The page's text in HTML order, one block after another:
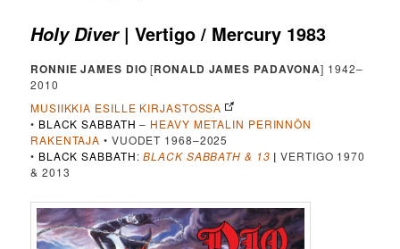
Holy Diver| Vertigo / Mercury 1983
RONNIE JAMES DIO [RONALD JAMES PADAVONA] 1942–
2010
MUSIIKKIA ESILLE KIRJASTOSSA
• BLACK SABBATH – HEAVY METALIN PERINNÖN
RAKENTAJA • VUODET 1968–2025
• BLACK SABBATH:BLACK SABBATH & 13 | VERTIGO 1970
& 2013